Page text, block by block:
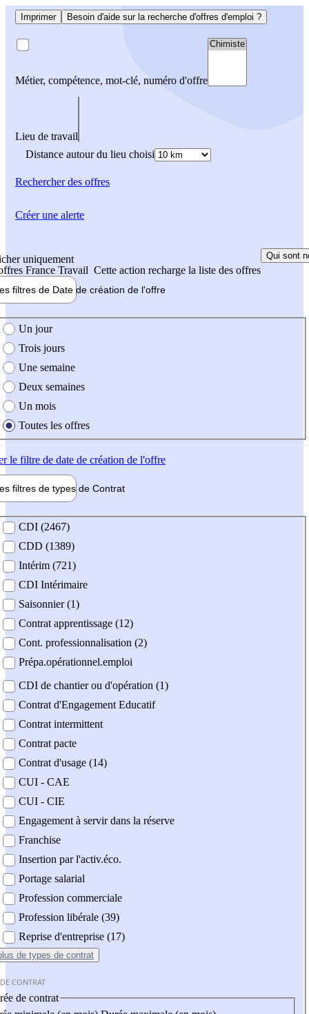
Imprimer Besoin d'aide sur la recherche d'offres d'emploi ?
Métier, compétence, mot-clé, numéro d'offre
Lieu de travail
Distance autour du lieu choisi
Rechercherdes offres
uniquement
France Travail Cette action recharge la liste des offres
Qui sont
filtres de Date de création de l'offre
création de l'offre
Un jour
Trois jours
Une semaine
Deux semaines
Un mois
Toutes les offres
le filtre de date de création de l'offre
filtres de types de Contrat
contrat
CDI (2467)
CDD (1389)
Intérim (721)
CDI Intérimaire
Saisonnier (1)
Contrat apprentissage (12)
Cont. professionnalisation (2)
Prépa.opérationnel.emploi
CDI de chantier ou d'opération (1)
Contrat d'Engagement Educatif
Contrat intermittent
Contrat pacte
Contrat d'usage (14)
CUI - CAE
CUI - CIE
Engagement à servir dans la réserve
Franchise
Insertion par l'activ.éco.
Portage salarial
Profession commerciale
Profession libérale (39)
Reprise d'entreprise (17)
de types de contrat
CONTRAT
de contrat
Créer une alerte